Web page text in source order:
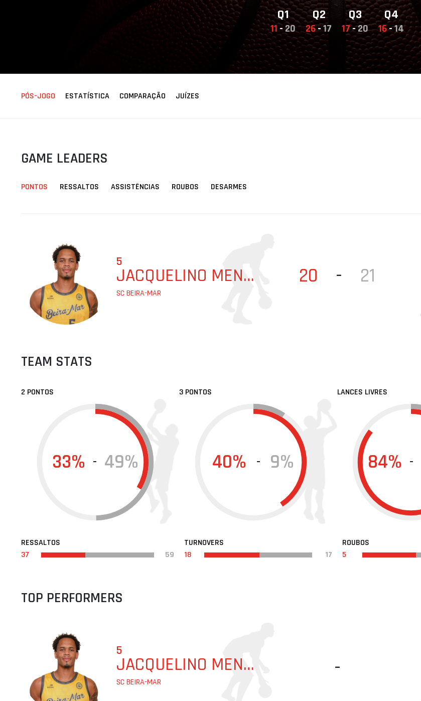
Q1
11-20
Q2
26-17
Q3
17-20
Q4
16-14
PÓS-JOGO ESTATÍSTICA COMPARAÇÃO JUÍZES
GAME LEADERS
PONTOS RESSALTOS ASSISTÊNCIAS ROUBOS DESARMES
5
JACQUELINO MENDONÇA
SC BEIRA-MAR
20 - 21
TEAM STATS
2 PONTOS
33% - 49%
3 PONTOS
40% - 9%
LANCES LIVRES
84% -
RESSALTOS
37
59
TURNOVERS
18
17
ROUBOS
5
TOP PERFORMERS
5
JACQUELINO MENDONÇA
SC BEIRA-MAR
-